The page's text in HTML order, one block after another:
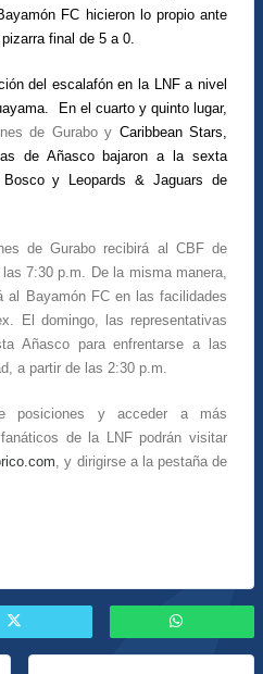
FC hicieron lo propio ante
final de 5 a 0.
del escalafón en la LNF a nivel
En el cuarto y quinto lugar,
de Gurabo y Caribbean Stars,
de Añasco bajaron a la sexta
y Leopards & Jaguars de
de Gurabo recibirá al CBF de
7:30 p.m. De la misma manera,
al Bayamón FC en las facilidades
El domingo, las representativas
Añasco para enfrentarse a las
a partir de las 2:30 p.m.
posiciones y acceder a más
de la LNF podrán visitar
, y dirigirse a la pestaña de